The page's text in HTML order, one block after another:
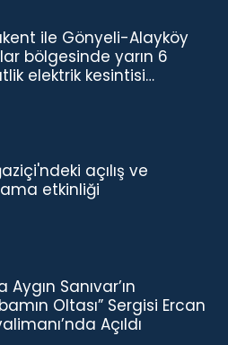
ile Gönyeli-Alayköy
bölgesinde yarın 6
elektrik kesintisi…
açılış ve
etkinliği
Aygın Sanıvar’ın
Oltası” Sergisi Ercan
Açıldı